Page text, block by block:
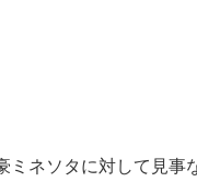
ネソタに対して見事